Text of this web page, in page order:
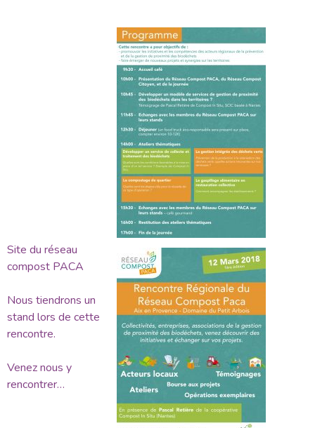
Site du réseau
compost PACA
Nous tiendrons un
stand lors de cette
rencontre.
Venez nous y
rencontrer…